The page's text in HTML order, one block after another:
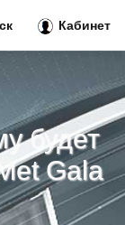
будет
Gala
Кабинет